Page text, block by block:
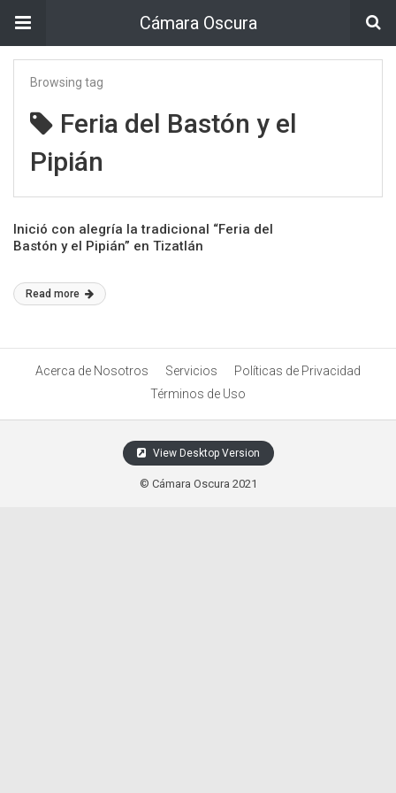
Cámara Oscura
Browsing tag
Feria del Bastón y el
Pipián
Inició con alegría la tradicional “Feria del
Bastón y el Pipián” en Tizatlán
Read more
Acerca de Nosotros Servicios
Políticas de Privacidad
Términos de Uso
View Desktop Version
© Cámara Oscura 2021